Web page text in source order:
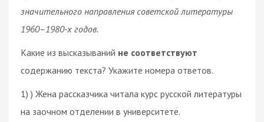
значительного направления советской литературы
1960–1980-х годов.
Какие из высказываний не соответствуют
содержанию текста? Укажите номера ответов.
1) ) Жена рассказчика читала курс русской литературы
на заочном отделении в университете.